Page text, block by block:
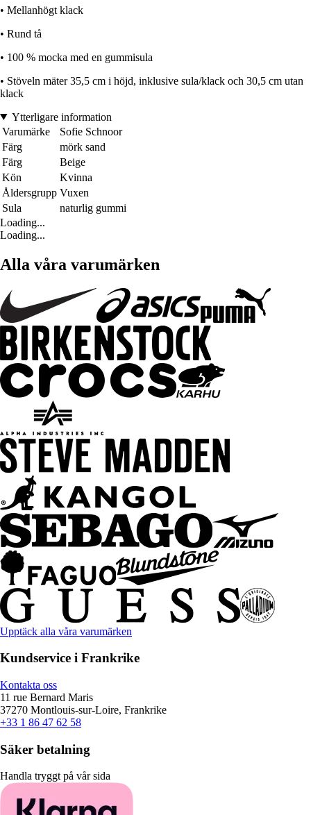
• Mellanhögt klack
• Rund tå
• 100 % mocka med en gummisula
• Stöveln mäter 35,5 cm i höjd, inklusive sula/klack och 30,5 cm utan
klack
Ytterligare information
Varumärke
Sofie Schnoor
Färg
mörk sand
Färg
Beige
Kön
Kvinna
Åldersgrupp Vuxen
Sula
naturlig gummi
Loading...
Loading...
Alla våra varumärken
Upptäck alla våra varumärken
Kundservice i Frankrike
Kontakta oss
11 rue Bernard Maris
37270 Montlouis-sur-Loire, Frankrike
+33 1 86 47 62 58
Säker betalning
Handla tryggt på vår sida